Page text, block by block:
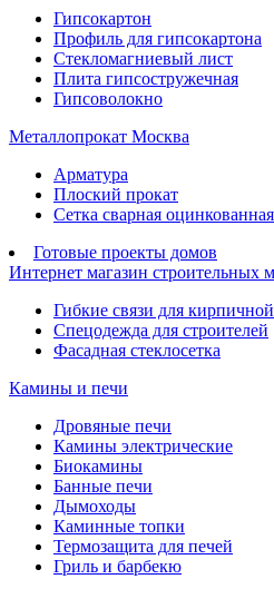
Гипсокартон
Профиль для гипсокартона
Стекломагниевый лист
Плита гипсостружечная
Гипсоволокно
Металлопрокат Москва
Арматура
Плоский прокат
Сетка сварная оцинкованная
Готовые проекты домов
Интернет магазин строительных
Гибкие связи для
Спецодежда для строителей
Фасадная стеклосетка
Камины и печи
Дровяные печи
Камины электрические
Биокамины
Банные печи
Дымоходы
Каминные топки
Термозащита для печей
Гриль и барбекю